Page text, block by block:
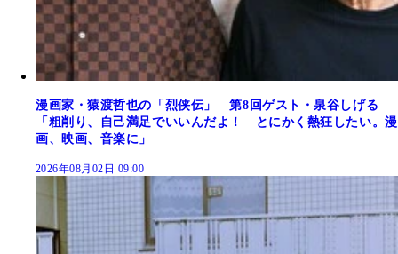
漫画家・猿渡哲也の「烈侠伝」 第8回ゲスト・泉谷しげる
「粗削り、自己満足でいいんだよ！ とにかく熱狂したい。漫
画、映画、音楽に」
2026年08月02日 09:00